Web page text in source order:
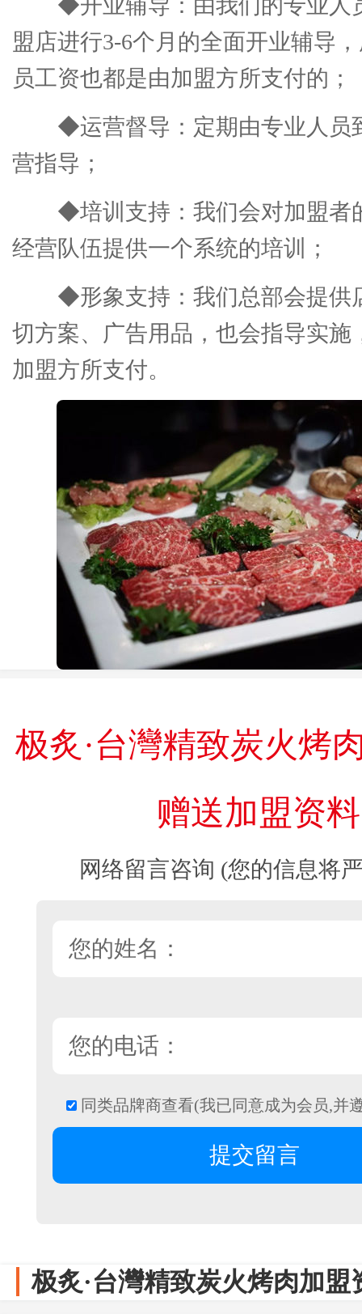
◆开业辅导：由我们的专业人
盟店进行3-6个月的全面开业辅导
员工资也都是由加盟方所支付的；
◆运营督导：定期由专业人员
营指导；
◆培训支持：我们会对加盟者
经营队伍提供一个系统的培训；
◆形象支持：我们总部会提供
切方案、广告用品，也会指导实施
加盟方所支付。
极炙·台灣精致炭火烤
赠送加盟资料
网络留言咨询 (您的信息将
同类品牌商查看(我已同意成为会员,并
极炙·台灣精致炭火烤肉加盟